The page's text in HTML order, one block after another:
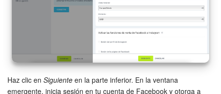
Haz clic en Siguiente en la parte inferior. En la ventana
emergente, inicia sesión en tu cuenta de Facebook y otorga a